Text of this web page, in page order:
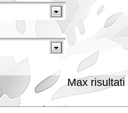
Max risultati